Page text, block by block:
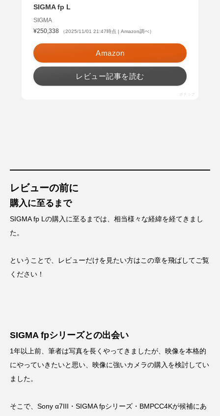
SIGMA fp L
SIGMA
¥250,338
（2025/11/01 21:47時点 | Amazon調べ）
Amazon
レビュー記事を読む
ポチップ
レビューの前に
購入に至るまで
SIGMA fp Lの購入に至るまでは、相当様々な経緯を経てきまし
た。
ということで、レビューだけを見たい方はこの章を飛ばしてご覧
ください！
SIGMA fpシリーズとの出会い
1年以上前、筆者は写真を長くやってきましたが、映像を本格的
にやっていきたいと思い、映像に強いカメラの購入を検討してい
ました。
そこで、Sony α7III・SIGMA fpシリーズ・BMPCC4Kが候補にあ